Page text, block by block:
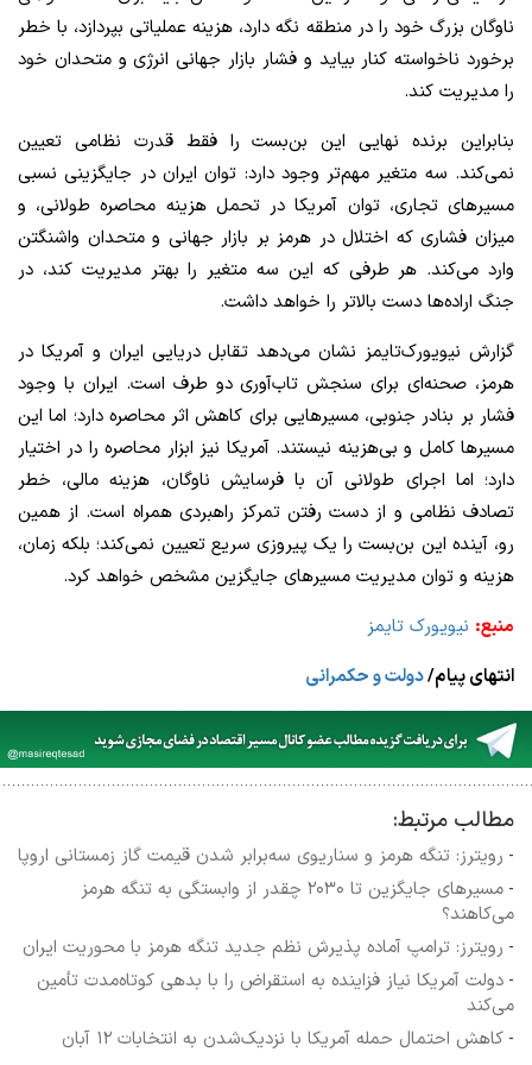
ناوگان بزرگ خود را در منطقه نگه دارد، هزینه عملیاتی بپردازد، با خطر
برخورد ناخواسته کنار بیاید و فشار بازار جهانی انرژی و متحدان خود
را مدیریت کند.
بنابراین برنده نهایی این بن‌بست را فقط قدرت نظامی تعیین
نمی‌کند. سه متغیر مهم‌تر وجود دارد: توان ایران در جایگزینی نسبی
مسیرهای تجاری، توان آمریکا در تحمل هزینه محاصره طولانی، و
میزان فشاری که اختلال در هرمز بر بازار جهانی و متحدان واشنگتن
وارد می‌کند. هر طرفی که این سه متغیر را بهتر مدیریت کند، در
جنگ اراده‌ها دست بالاتر را خواهد داشت.
گزارش نیویورک‌تایمز نشان می‌دهد تقابل دریایی ایران و آمریکا در
هرمز، صحنه‌ای برای سنجش تاب‌آوری دو طرف است. ایران با وجود
فشار بر بنادر جنوبی، مسیرهایی برای کاهش اثر محاصره دارد؛ اما این
مسیرها کامل و بی‌هزینه نیستند. آمریکا نیز ابزار محاصره را در اختیار
دارد؛ اما اجرای طولانی آن با فرسایش ناوگان، هزینه مالی، خطر
تصادف نظامی و از دست رفتن تمرکز راهبردی همراه است. از همین
رو، آینده این بن‌بست را یک پیروزی سریع تعیین نمی‌کند؛ بلکه زمان،
هزینه و توان مدیریت مسیرهای جایگزین مشخص خواهد کرد.
منبع: نیویورک تایمز
انتهای پیام/دولت و حکمرانی
مطالب مرتبط:
- رویترز: تنگه هرمز و سناریوی سه‌برابر شدن قیمت گاز زمستانی اروپا
-
مسیرهای جایگزین تا ۲۰۳۰ چقدر از وابستگی به تنگه هرمز
می‌کاهند؟
- رویترز: ترامپ آماده پذیرش نظم جدید تنگه هرمز با محوریت ایران
- دولت آمریکا نیاز فزاینده به استقراض را با بدهی کوتاه‌مدت تأمین
می‌کند
- کاهش احتمال حمله آمریکا با نزدیک‌شدن به انتخابات ۱۲ آبان